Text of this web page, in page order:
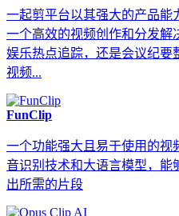
一起剪平台以其强大的产品能
一个高效的视频创作和分发解
娱乐热点追踪，还是会议纪要
视频...
FunClip
一个功能强大且易于使用的视
音识别技术和大语言模型，能
出所需的片段